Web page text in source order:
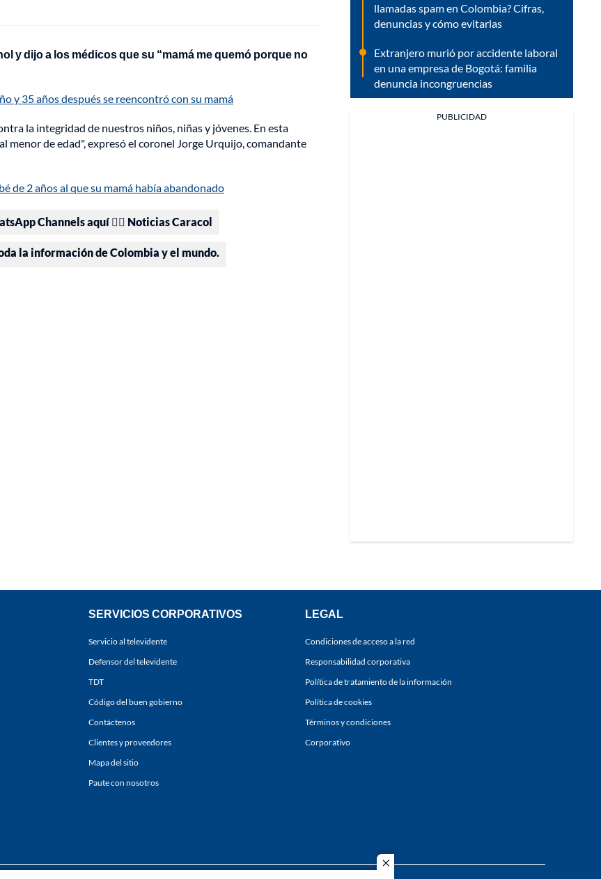
close
y dijo a los médicos que su “mamá me quemó porque no
y 35 años después se reencontró con su mamá
la integridad de nuestros niños, niñas y jóvenes. En esta
menor de edad", expresó el coronel Jorge Urquijo, comandante
de 2 años al que su mamá había abandonado
Channels aquí 👉🏻 Noticias Caracol
la información de Colombia y el mundo.
llamadas spam en Colombia? Cifras,
denuncias y cómo evitarlas
Extranjero murió por accidente laboral
en una empresa de Bogotá: familia
denuncia incongruencias
PUBLICIDAD
SERVICIOS CORPORATIVOS
Servicio al televidente
Defensor del televidente
TDT
Código del buen gobierno
Contáctenos
Clientes y proveedores
Mapa del sitio
Paute con nosotros
LEGAL
Condiciones de acceso a la red
Responsabilidad corporativa
Política de tratamiento de la información
Política de cookies
Términos y condiciones
Corporativo